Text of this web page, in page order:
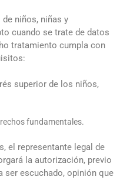
niños, niñas y
cuando se trate de datos
tratamiento cumpla con
superior de los niños,
fundamentales.
el representante legal de
la autorización, previo
ser escuchado, opinión que